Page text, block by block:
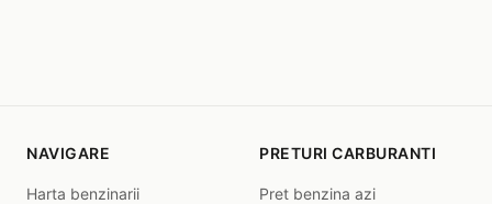
NAVIGARE
Harta benzinarii
PRETURI CARBURANTI
Pret benzina azi